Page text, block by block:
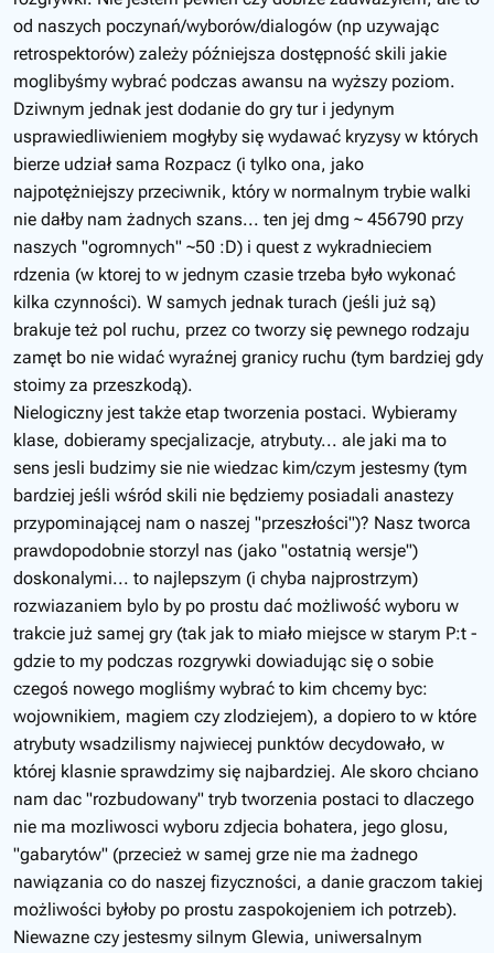
od naszych poczynań/wyborów/dialogów (np uzywając
retrospektorów) zależy późniejsza dostępność skili jakie
moglibyśmy wybrać podczas awansu na wyższy poziom.
Dziwnym jednak jest dodanie do gry tur i jedynym
usprawiedliwieniem mogłyby się wydawać kryzysy w których
bierze udział sama Rozpacz (i tylko ona, jako
najpotężniejszy przeciwnik, który w normalnym trybie walki
nie dałby nam żadnych szans... ten jej dmg ~ 456790 przy
naszych "ogromnych" ~50 :D) i quest z wykradnieciem
rdzenia (w ktorej to w jednym czasie trzeba było wykonać
kilka czynności). W samych jednak turach (jeśli już są)
brakuje też pol ruchu, przez co tworzy się pewnego rodzaju
zamęt bo nie widać wyraźnej granicy ruchu (tym bardziej gdy
stoimy za przeszkodą).
Nielogiczny jest także etap tworzenia postaci. Wybieramy
klase, dobieramy specjalizacje, atrybuty... ale jaki ma to
sens jesli budzimy sie nie wiedzac kim/czym jestesmy (tym
bardziej jeśli wśród skili nie będziemy posiadali anastezy
przypominającej nam o naszej "przeszłości")? Nasz tworca
prawdopodobnie storzyl nas (jako "ostatnią wersje")
doskonalymi... to najlepszym (i chyba najprostrzym)
rozwiazaniem bylo by po prostu dać możliwość wyboru w
trakcie już samej gry (tak jak to miało miejsce w starym P:t -
gdzie to my podczas rozgrywki dowiadując się o sobie
czegoś nowego mogliśmy wybrać to kim chcemy byc:
wojownikiem, magiem czy zlodziejem), a dopiero to w które
atrybuty wsadzilismy najwiecej punktów decydowało, w
której klasnie sprawdzimy się najbardziej. Ale skoro chciano
nam dac "rozbudowany" tryb tworzenia postaci to dlaczego
nie ma mozliwosci wyboru zdjecia bohatera, jego glosu,
"gabarytów" (przecież w samej grze nie ma żadnego
nawiązania co do naszej fizyczności, a danie graczom takiej
możliwości byłoby po prostu zaspokojeniem ich potrzeb).
Niewazne czy jestesmy silnym Glewia, uniwersalnym